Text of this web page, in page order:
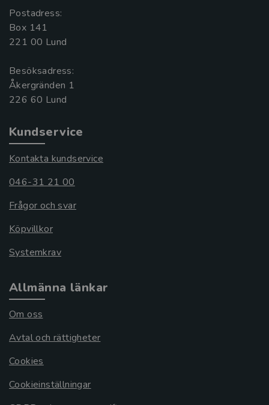
Postadress:
Box 141
221 00 Lund
Besöksadress:
Åkergränden 1
Kundservice
Kontakta kundservice
046-31 21 00
Frågor och svar
Köpvillkor
Systemkrav
Allmänna länkar
Om oss
Avtal och rättigheter
Cookies
Cookieinställningar